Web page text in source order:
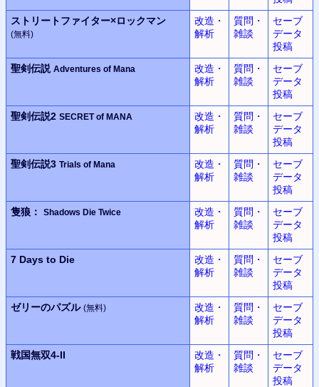
ストリートファイター×ロックマン
(無料)
改造・
解析
質問・
雑談
セーブ
データ
投稿
聖剣伝説 Adventures of Mana
改造・
解析
質問・
雑談
セーブ
データ
投稿
聖剣伝説2 SECRET of MANA
改造・
解析
質問・
雑談
セーブ
データ
投稿
聖剣伝説3 Trials of Mana
改造・
解析
質問・
雑談
セーブ
データ
投稿
隻狼：
Shadows Die Twice
改造・
解析
質問・
雑談
セーブ
データ
投稿
7 Days to Die
改造・
解析
質問・
雑談
セーブ
データ
投稿
ゼリーのパズル (無料)
改造・
解析
質問・
雑談
セーブ
データ
投稿
戦国無双4-II
改造・
解析
質問・
雑談
セーブ
データ
投稿